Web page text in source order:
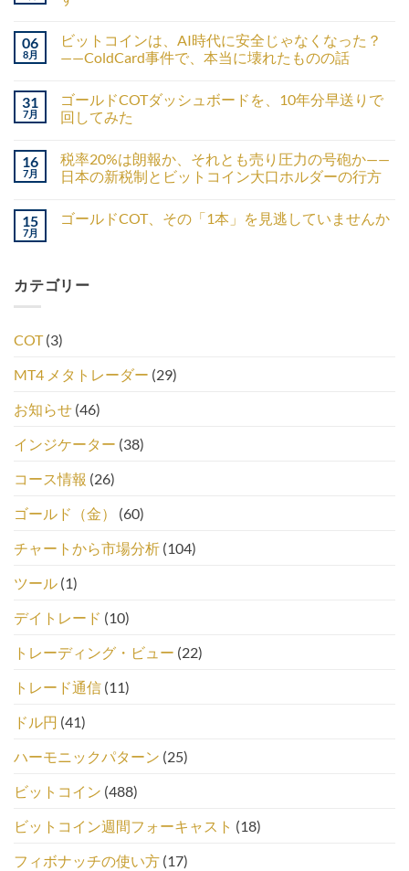
06
8月
ビットコインは、AI時代に安全じゃなくなった？
——ColdCard事件で、本当に壊れたものの話
31
7月
ゴールドCOTダッシュボードを、10年分早送りで
回してみた
16
7月
税率20%は朗報か、それとも売り圧力の号砲か——
日本の新税制とビットコイン大口ホルダーの行方
15
7月
ゴールドCOT、その「1本」を見逃していませんか
カテゴリー
COT(3)
MT4 メタトレーダー (29)
お知らせ (46)
インジケーター (38)
コース情報 (26)
ゴールド（金）
(60)
チャートから市場分析 (104)
ツール (1)
デイトレード (10)
トレーディング・ビュー (22)
トレード通信 (11)
ドル円 (41)
ハーモニックパターン (25)
ビットコイン (488)
ビットコイン週間フォーキャスト (18)
フィボナッチの使い方 (17)